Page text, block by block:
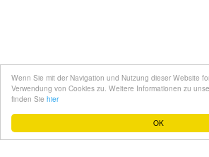
OK
Wenn Sie mit der Navigation und Nutzung dieser Website
Verwendung von Cookies zu. Weitere Informationen zu
finden Sie hier
Topfgucker werden
Über uns
Datenschutz